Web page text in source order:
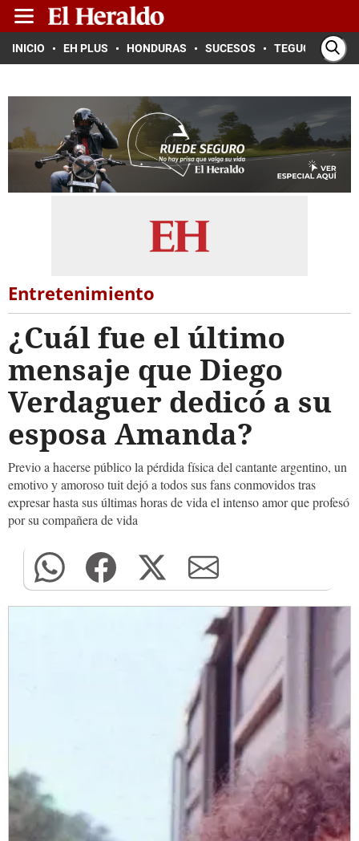
INICIO EH PLUS HONDURAS SUCESOS TEGUCIGALPA
Entretenimiento
¿Cuál fue el último
mensaje que Diego
Verdaguer dedicó a su
esposa Amanda?
Previo a hacerse público la pérdida física del cantante argentino, un
emotivo y amoroso tuit dejó a todos sus fans conmovidos tras
expresar hasta sus últimas horas de vida el intenso amor que profesó
por su compañera de vida